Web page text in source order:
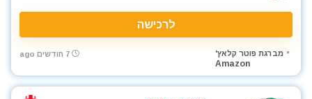
לרכישה
מברגת פוטר קלאץ'
Amazon
7 חודשים ago